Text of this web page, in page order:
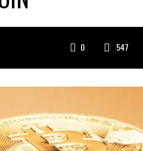
0 547